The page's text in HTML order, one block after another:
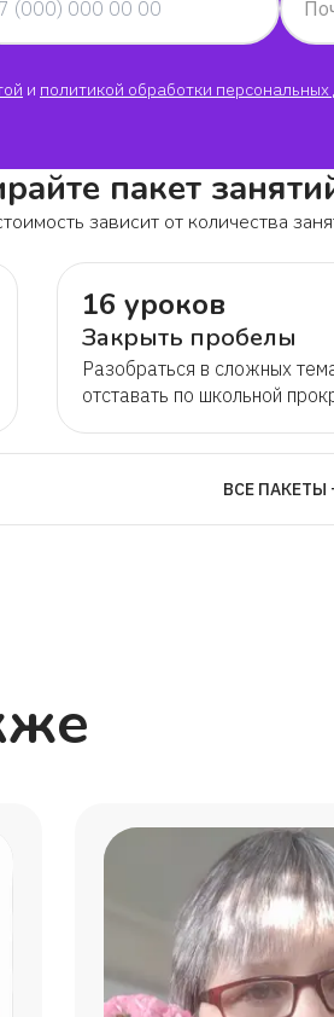
и политикой обработки
пакет
зависит от количества
16 уроков
Закрыть пробелы
Разобраться в сложных
отставать по школьной
ВСЕ ПАКЕТЫ